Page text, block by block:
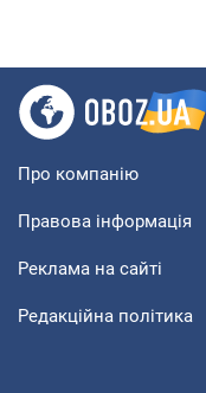
Про компанію
Правова інформація
Реклама на сайті
Редакційна політика